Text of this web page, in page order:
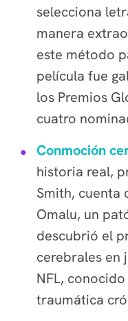
selecciona
manera
este método
película fue
los Premios
cuatro
Conmoción
historia real,
Smith, cuenta
Omalu, un
descubrió el
cerebrales en
NFL,
traumática